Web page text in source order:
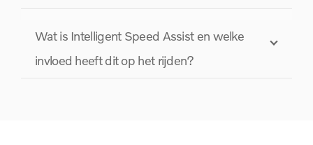
Wat is Intelligent Speed Assist en welke
invloed heeft dit op het rijden?